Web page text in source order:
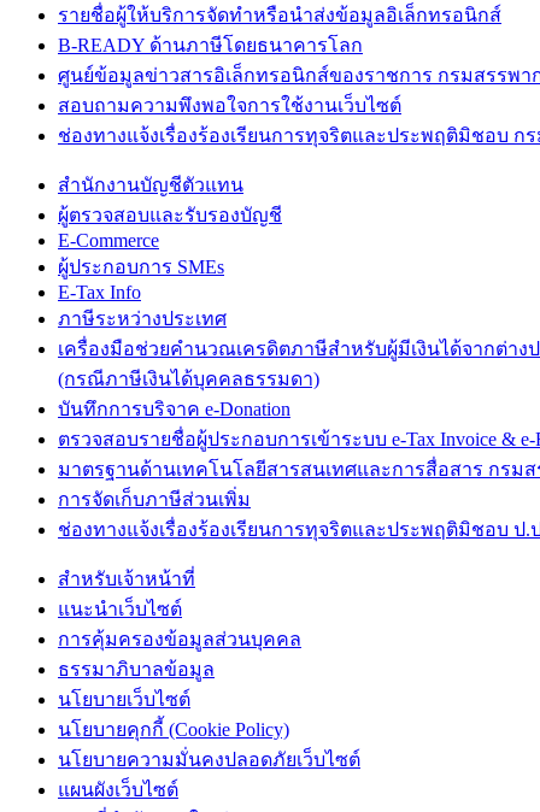
รายชื่อผู้ให้บริการจัดทำหรือนำส่งข้อมูลอิเล็กทรอนิกส์
B-READY ด้านภาษีโดยธนาคารโลก
ศูนย์ข้อมูลข่าวสารอิเล็กทรอนิกส์ของราชการ กรมสรรพา
สอบถามความพึงพอใจการใช้งานเว็บไซต์
ช่องทางแจ้งเรื่องร้องเรียนการทุจริตและประพฤติมิชอบ ก
สำนักงานบัญชีตัวแทน
ผู้ตรวจสอบและรับรองบัญชี
E-Commerce
ผู้ประกอบการ SMEs
E-Tax Info
ภาษีระหว่างประเทศ
เครื่องมือช่วยคำนวณเครดิตภาษีสำหรับผู้มีเงินได้จากต่าง
(กรณีภาษีเงินได้บุคคลธรรมดา)
บันทึกการบริจาค e-Donation
ตรวจสอบรายชื่อผู้ประกอบการเข้าระบบ e-Tax Invoice & e-
มาตรฐานด้านเทคโนโลยีสารสนเทศและการสื่อสาร กรมส
การจัดเก็บภาษีส่วนเพิ่ม
ช่องทางแจ้งเรื่องร้องเรียนการทุจริตและประพฤติมิชอบ ป.
สำหรับเจ้าหน้าที่
แนะนำเว็บไซต์
การคุ้มครองข้อมูลส่วนบุคคล
ธรรมาภิบาลข้อมูล
นโยบายเว็บไซต์
นโยบายคุกกี้ (Cookie Policy)
นโยบายความมั่นคงปลอดภัยเว็บไซต์
แผนผังเว็บไซต์